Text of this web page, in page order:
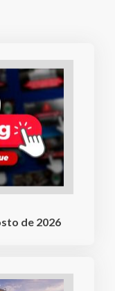
de 2026